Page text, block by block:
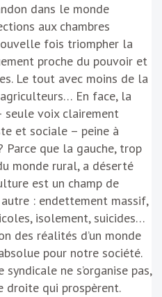
dans le monde
aux chambres
fois triompher la
proche du pouvoir et
Le tout avec moins de la
En face, la
seule voix clairement
et sociale – peine à
Parce que la gauche, trop
monde rural, a déserté
est un champ de
: endettement massif,
isolement, suicides…
des réalités d’un monde
pour notre société.
ne s’organise pas,
droite qui prospèrent.